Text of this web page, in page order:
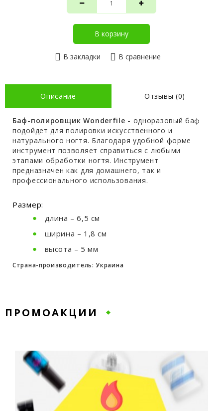
В корзину
В закладки В сравнение
Описание Отзывы (0)
Баф-полировщик Wonderfile - одноразовый баф
подойдет для полировки искусственного и
натурального ногтя. Благодаря удобной форме
инструмент позволяет справиться с любыми
этапами обработки ногтя. Инструмент
предназначен как для домашнего, так и
профессионального использования.
Размер:
длина – 6,5 см
ширина – 1,8 см
высота – 5 мм
Страна-производитель: Украина
ПРОМОАКЦИИ